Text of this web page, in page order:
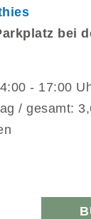
bei
- 17:00
/ gesamt: